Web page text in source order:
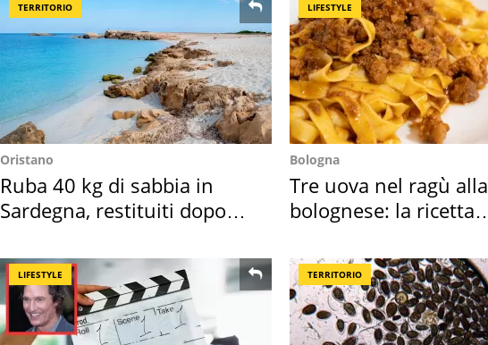
TERRITORIO
Oristano
Ruba 40 kg di sabbia in
Sardegna, restituiti dopo
LIFESTYLE
Bologna
Tre uova nel ragù alla
bolognese: la ricetta
LIFESTYLE TERRITORIO